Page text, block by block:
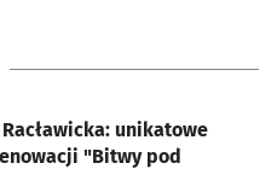
unikatowe
"Bitwy pod